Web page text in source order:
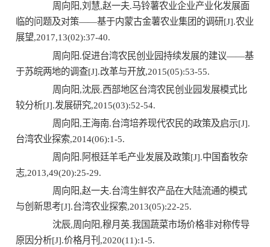
周向阳,刘慧,赵一夫.马铃薯农业企业产业化发展面
临的问题及对策——基于内蒙古金薯农业集团的调研[J].农业
展望,2017,13(02):37-40.
周向阳.促进台湾农民创业园持续发展的建议——基
于苏皖两地的调查[J].改革与开放,2015(05):53-55.
周向阳,沈辰.西部地区台湾农民创业园发展模式比
较分析[J].发展研究,2015(03):52-54.
周向阳,王海南.台湾培养现代农民的政策及启示[J].
台湾农业探索,2014(06):1-5.
周向阳.阿根廷羊毛产业发展及政策[J].中国畜牧杂
志,2013,49(20):25-29.
周向阳,赵一夫.台湾生鲜农产品在大陆流通的模式
与创新思考[J].台湾农业探索,2013(05):22-25.
沈辰,周向阳,穆月英.我国蔬菜市场价格非对称传导
原因分析[J].价格月刊,2020(11):1-5.